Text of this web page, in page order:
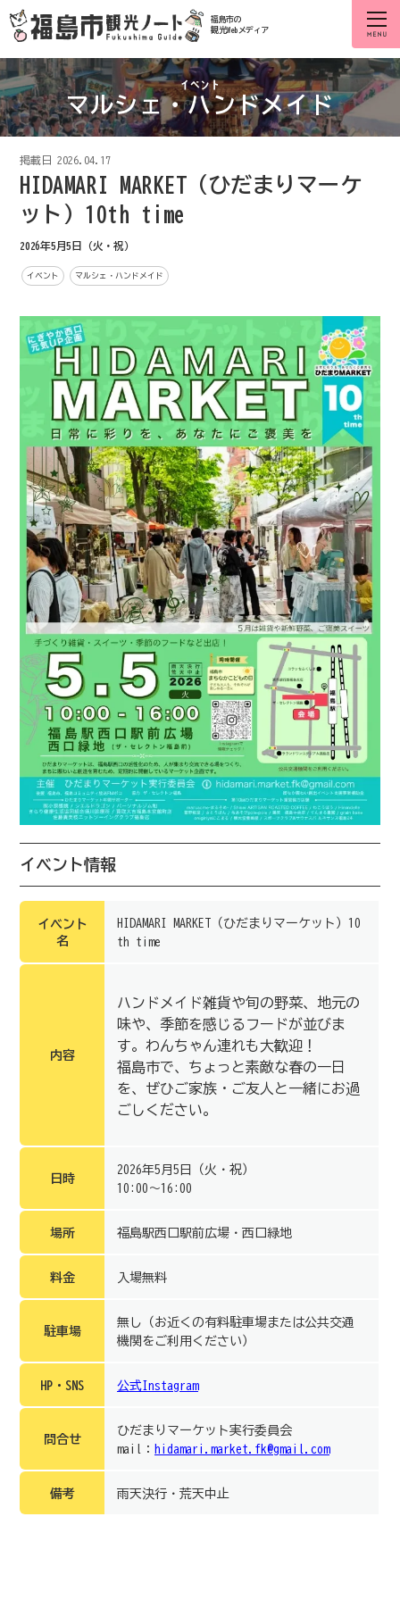
福島市の
観光Webメディア
マルシェ・ハンドメイド
掲載日 2026.04.17
HIDAMARI MARKET（ひだまりマーケ
ット）10th time
2026年5月5日（火・祝）
イベント マルシェ・ハンドメイド
イベント情報
イベント
名
HIDAMARI MARKET（ひだまりマーケット）10
th time
内容
ハンドメイド雑貨や旬の野菜、地元の
味や、季節を感じるフードが並びま
す。⁡⁡わんちゃん連れも大歓迎！⁡
福島市で、ちょっと素敵な春の一日
を、ぜひご家族・ご友人と一緒にお過
ごしください。⁡
日時
2026年5月5日（火・祝）
10:00～16:00
場所 福島駅西口駅前広場・西口緑地
料金 入場無料
駐車場
無し（お近くの有料駐車場または公共交通
機関をご利用ください）
HP・SNS 公式Instagram
問合せ
ひだまりマーケット実行委員会
mail： hidamari.market.fk@gmail.com
備考 雨天決行・荒天中止